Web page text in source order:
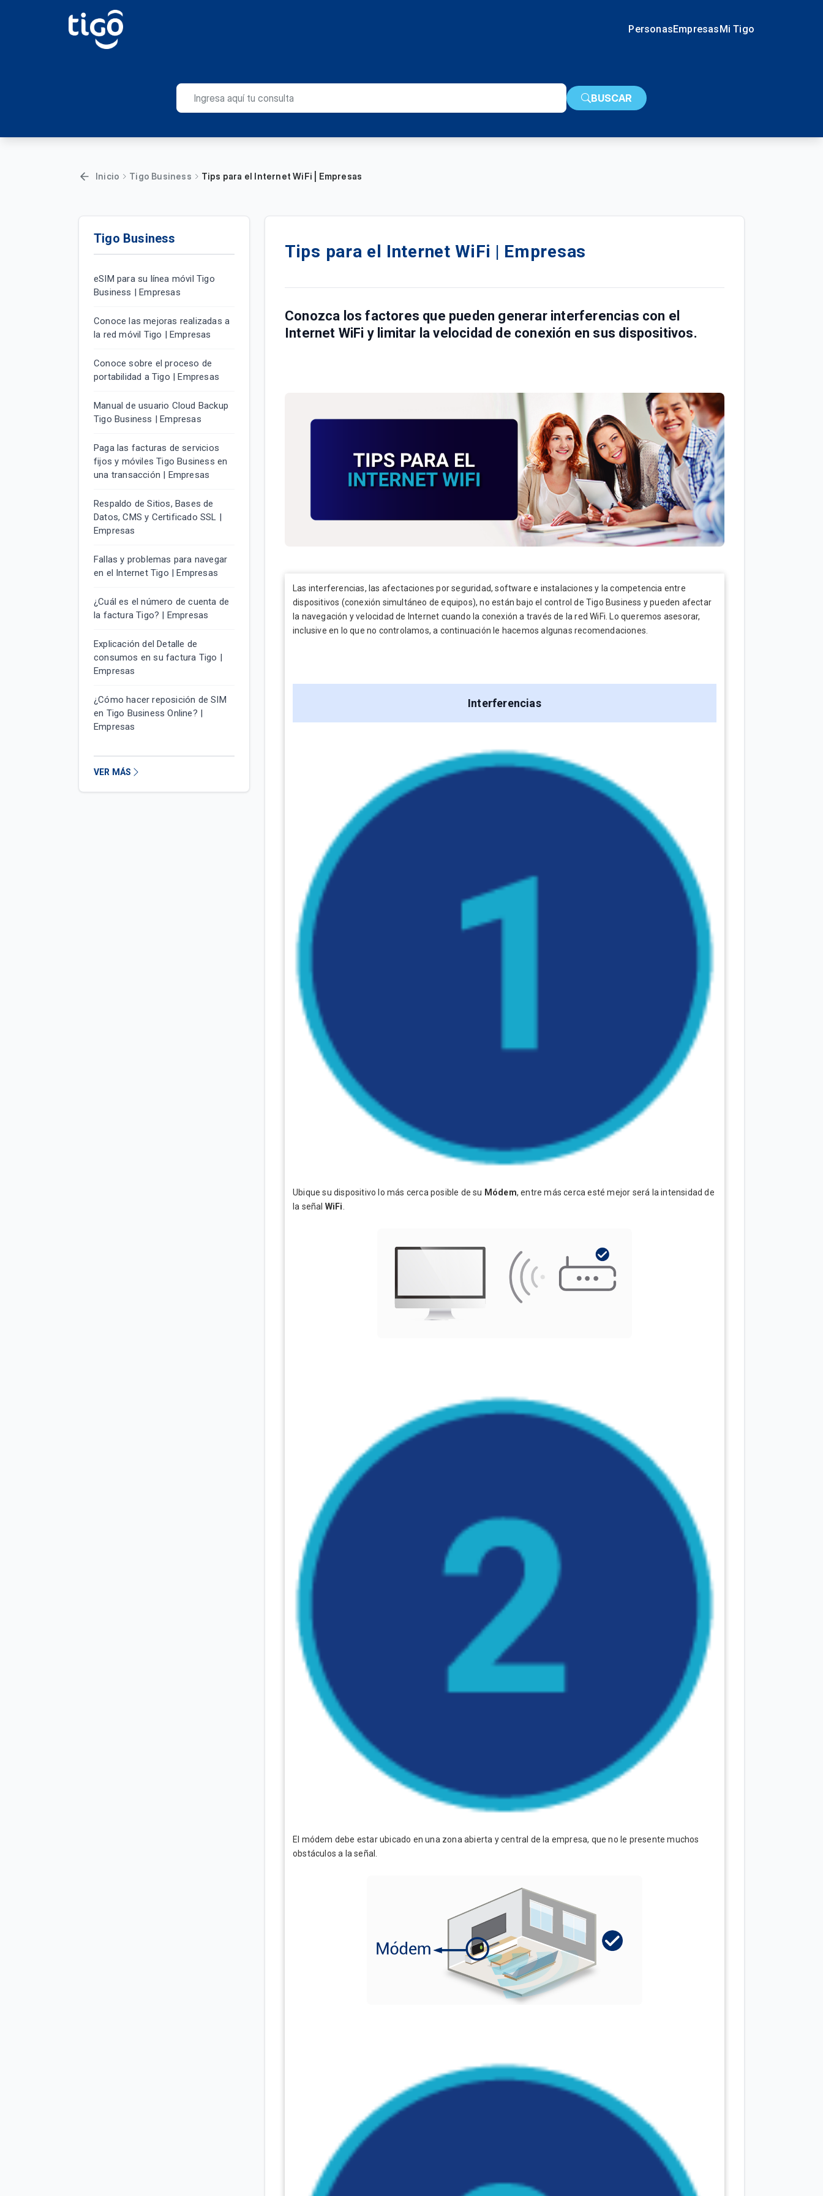
PersonasEmpresasMi Tigo
BUSCAR
Inicio Tigo Business Tips para el Internet WiFi | Empresas
Tigo Business
eSIM para su línea móvil Tigo
Business | Empresas
Conoce las mejoras realizadas a
la red móvil Tigo | Empresas
Conoce sobre el proceso de
portabilidad a Tigo | Empresas
Manual de usuario Cloud Backup
Tigo Business | Empresas
Paga las facturas de servicios
fijos y móviles Tigo Business en
una transacción | Empresas
Respaldo de Sitios, Bases de
Datos, CMS y Certificado SSL |
Empresas
Fallas y problemas para navegar
en el Internet Tigo | Empresas
¿Cuál es el número de cuenta de
la factura Tigo? | Empresas
Explicación del Detalle de
consumos en su factura Tigo |
Empresas
¿Cómo hacer reposición de SIM
en Tigo Business Online? |
Empresas
VER MÁS
Tips para el Internet WiFi | Empresas
Conozca los factores que pueden generar interferencias con el
Internet WiFi y limitar la velocidad de conexión en sus dispositivos.
Las interferencias, las afectaciones por seguridad, software e instalaciones y la competencia entre
dispositivos (conexión simultáneo de equipos), no están bajo el control de Tigo Business y pueden afectar
la navegación y velocidad de Internet cuando la conexión a través de la red WiFi. Lo queremos asesorar,
inclusive en lo que no controlamos, a continuación le hacemos algunas recomendaciones.
Interferencias
Ubique su dispositivo lo más cerca posible de su Módem, entre más cerca esté mejor será la intensidad de
la señal WiFi
El módem debe estar ubicado en una zona abierta y central de la empresa, que no le presente muchos
obstáculos a la señal.